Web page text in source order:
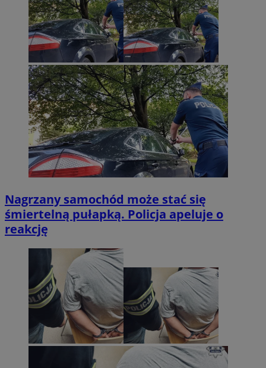
Nagrzany samochód może stać się
śmiertelną pułapką. Policja apeluje o
reakcję